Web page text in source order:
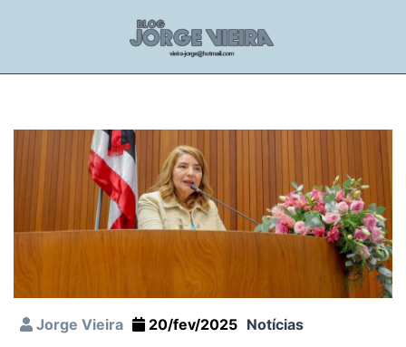
Jorge Vieira 20/fev/2025 Notícias